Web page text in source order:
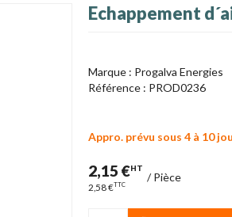
Echappement
Marque : Progalva Energies
Référence : PROD0236
Appro. prévu sous 4 à 10
2,15 €HT
2,58 €TTC
/Pièce